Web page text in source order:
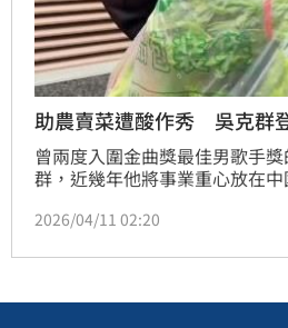
助農賣菜遭酸作秀 吳克群
曾兩度入圍金曲獎最佳男歌手
群，近幾年他將事業重心放在
內便幫助當地農民賣出3萬斤的
此，吳克群於9日在國官媒《人
2026/04/11 02:20